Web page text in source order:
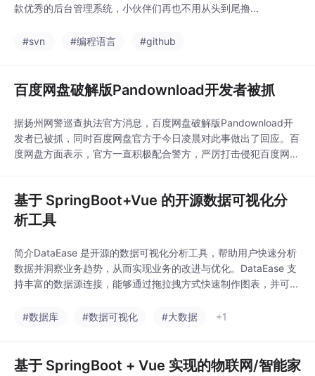
款优秀的后台管理系统，小伙伴们再也不用从头到尾撸...
#svn #编程语言 #github
百度网盘破解版Pandownload开发者被抓
据扬州网警巡查执法官方消息，百度网盘破解版Pandownload开
发者已被抓，同时百度网盘官方于今日凌晨对此事做出了回应。百
度网盘方面表示，官方一直积极配合警方，严厉打击侵犯百度网盘
基于 SpringBoot+Vue 的开源数据可视化分
析工具
简介DataEase 是开源的数据可视化分析工具，帮助用户快速分析
数据并洞察业务趋势，从而实现业务的改进与优化。DataEase 支
持丰富的数据源连接，能够通过拖拉拽方式快速制作图表，并可...
#数据库 #数据可视化 #大数据 +1
基于 SpringBoot + Vue 实现的物联网/智能家